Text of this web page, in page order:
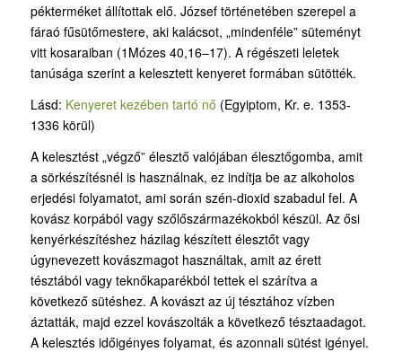
pékterméket állítottak elő. József történetében szerepel a
fáraó fűsütőmestere, aki kalácsot, „mindenféle” süteményt
vitt kosaraiban (1Mózes 40,16–17). A régészeti leletek
tanúsága szerint a kelesztett kenyeret formában sütötték.
Lásd: Kenyeret kezében tartó nő (Egyiptom, Kr. e. 1353-
1336 körül)
A kelesztést „végző” élesztő valójában élesztőgomba, amit
a sörkészítésnél is használnak, ez indítja be az alkoholos
erjedési folyamatot, ami során szén-dioxid szabadul fel. A
kovász korpából vagy szőlőszármazékokból készül. Az ősi
kenyérkészítéshez házilag készített élesztőt vagy
úgynevezett kovászmagot használtak, amit az érett
tésztából vagy teknőkaparékból tettek el szárítva a
következő sütéshez. A kovászt az új tésztához vízben
áztatták, majd ezzel kovászolták a következő tésztaadagot.
A kelesztés időigényes folyamat, és azonnali sütést igényel.